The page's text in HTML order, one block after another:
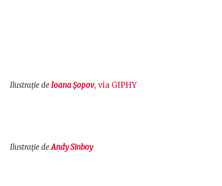
Ilustrație de Ioana Șopov, via GIPHY
Ilustrație deAndy Sinboy